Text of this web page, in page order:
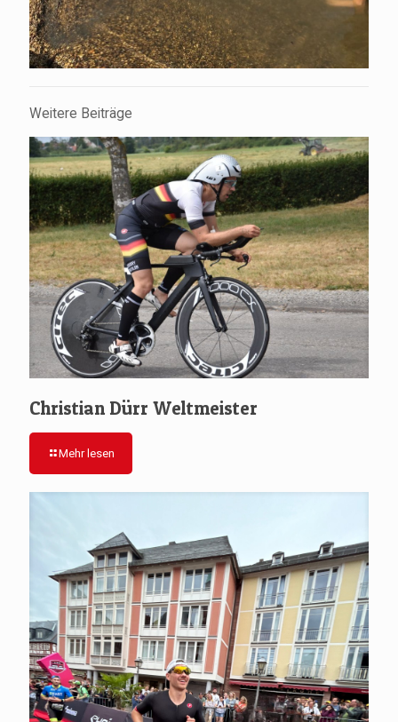
Weitere Beiträge
Christian Dürr Weltmeister
Mehr lesen